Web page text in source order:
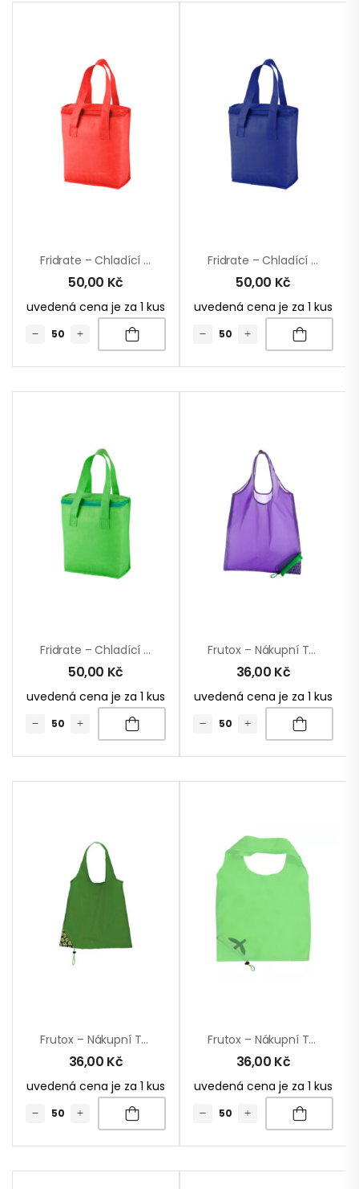
Fridrate – Chladící Taška
50,00 Kč
uvedená cena je za 1 kus
Fridrate – Chladící Taška
50,00 Kč
uvedená cena je za 1 kus
Fridrate – Chladící Taška
50,00 Kč
uvedená cena je za 1 kus
Frutox – Nákupní Taška
36,00 Kč
uvedená cena je za 1 kus
Frutox – Nákupní Taška
36,00 Kč
uvedená cena je za 1 kus
Frutox – Nákupní Taška
36,00 Kč
uvedená cena je za 1 kus